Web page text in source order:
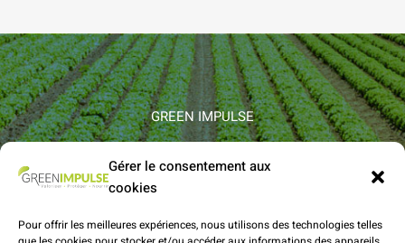
Gérer le consentement aux
cookies
Pour offrir les meilleures expériences, nous utilisons des technologies telles
GREEN IMPULSE
DES QUESTIONS ?
BESOIN D'INFORMATIONS ?